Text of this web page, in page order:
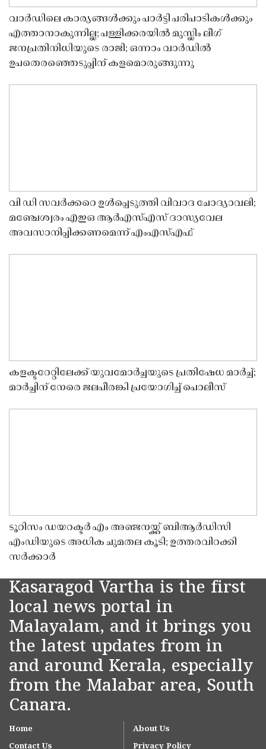
വാർഡിലെ കാര്യങ്ങൾക്കും പാർട്ടി പരിപാടികൾക്കും
എത്താനാകുന്നില്ല; പള്ളിക്കരയിൽ മുസ്ലിം ലീഗ്
ജനപ്രതിനിധിയുടെ രാജി; ഒന്നാം വാർഡിൽ
ഉപതെരഞ്ഞെടുപ്പിന് കളമൊരുങ്ങുന്നു
വി ഡി സവർക്കറെ ഉൾപ്പെടുത്തി വിവാദ ചോദ്യാവലി;
മഞ്ചേശ്വരം എഇഒ ആർഎസ്എസ് ദാസ്യവേല
അവസാനിപ്പിക്കണമെന്ന് എംഎസ്എഫ്
കളക്ടറേറ്റിലേക്ക് യുവമോർച്ചയുടെ പ്രതിഷേധ മാർച്ച്;
മാർച്ചിന് നേരെ ജലപീരങ്കി പ്രയോഗിച്ച് പൊലീസ്
ടൂറിസം ഡയറക്ടർ എം അഞ്ജനയ്ക്ക് ബിആർഡിസി
എംഡിയുടെ അധിക ചുമതല കൂടി; ഉത്തരവിറക്കി
സർക്കാർ
Kasaragod Vartha is the first
local news portal in
Malayalam, and it brings you
the latest updates from in
and around Kerala, especially
from the Malabar area, South
Canara.
Home
About Us
Contact Us
Privacy Policy